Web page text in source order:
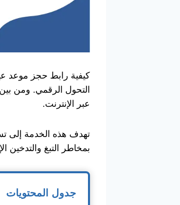
كيفية رابط حجز موعد
التحول الرقمي. ومن
عبر الإنترنت.
تهدف هذه الخدمة إلى
بمخاطر التبغ والتدخين
جدول المحتويات